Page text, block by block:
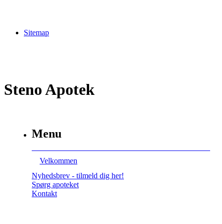
Sitemap
Steno Apotek
Menu
Velkommen
Nyhedsbrev - tilmeld dig her!
Spørg apoteket
Kontakt